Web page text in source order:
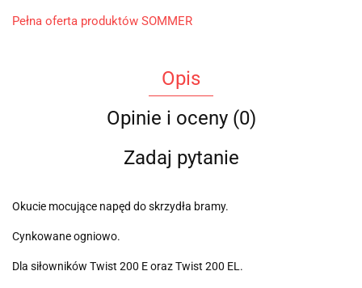
Pełna oferta produktów SOMMER
Opis
Opinie i oceny (0)
Zadaj pytanie
Okucie mocujące napęd do skrzydła bramy.
Cynkowane ogniowo.
Dla siłowników Twist 200 E oraz Twist 200 EL.